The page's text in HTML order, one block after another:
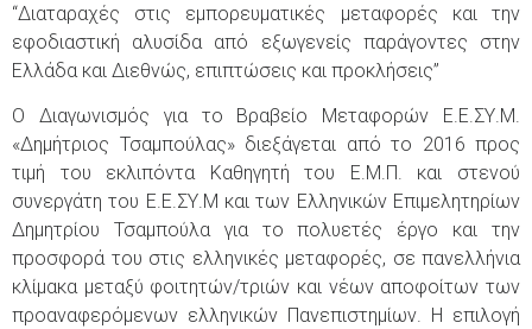
“Διαταραχές στις εμπορευματικές μεταφορές και την
εφοδιαστική αλυσίδα από εξωγενείς παράγοντες στην
Ελλάδα και Διεθνώς, επιπτώσεις και προκλήσεις”
Ο Διαγωνισμός για το Βραβείο Μεταφορών Ε.Ε.ΣΥ.Μ.
«Δημήτριος Τσαμπούλας» διεξάγεται από το 2016 προς
τιμή του εκλιπόντα Καθηγητή του Ε.Μ.Π. και στενού
συνεργάτη του Ε.Ε.ΣΥ.Μ και των Ελληνικών Επιμελητηρίων
Δημητρίου Τσαμπούλα για το πολυετές έργο και την
προσφορά του στις ελληνικές μεταφορές, σε πανελλήνια
κλίμακα μεταξύ φοιτητών/τριών και νέων αποφοίτων των
προαναφερόμενων ελληνικών Πανεπιστημίων. Η επιλογή